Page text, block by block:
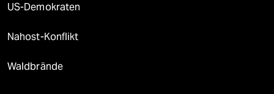
US-Demokraten
Nahost-Konflikt
Waldbrände